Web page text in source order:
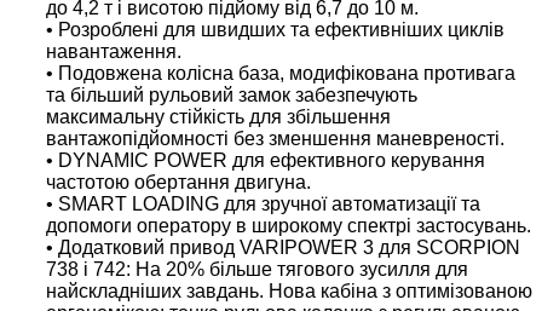
до 4,2 т і висотою підйому від 6,7 до 10 м.
• Розроблені для швидших та ефективніших циклів
навантаження.
• Подовжена колісна база, модифікована противага
та більший рульовий замок забезпечують
максимальну стійкість для збільшення
вантажопідйомності без зменшення маневреності.
• DYNAMIC POWER для ефективного керування
частотою обертання двигуна.
• SMART LOADING для зручної автоматизації та
допомоги оператору в широкому спектрі застосувань.
• Додатковий привод VARIPOWER 3 для SCORPION
738 і 742: На 20% більше тягового зусилля для
найскладніших завдань. Нова кабіна з оптимізованою